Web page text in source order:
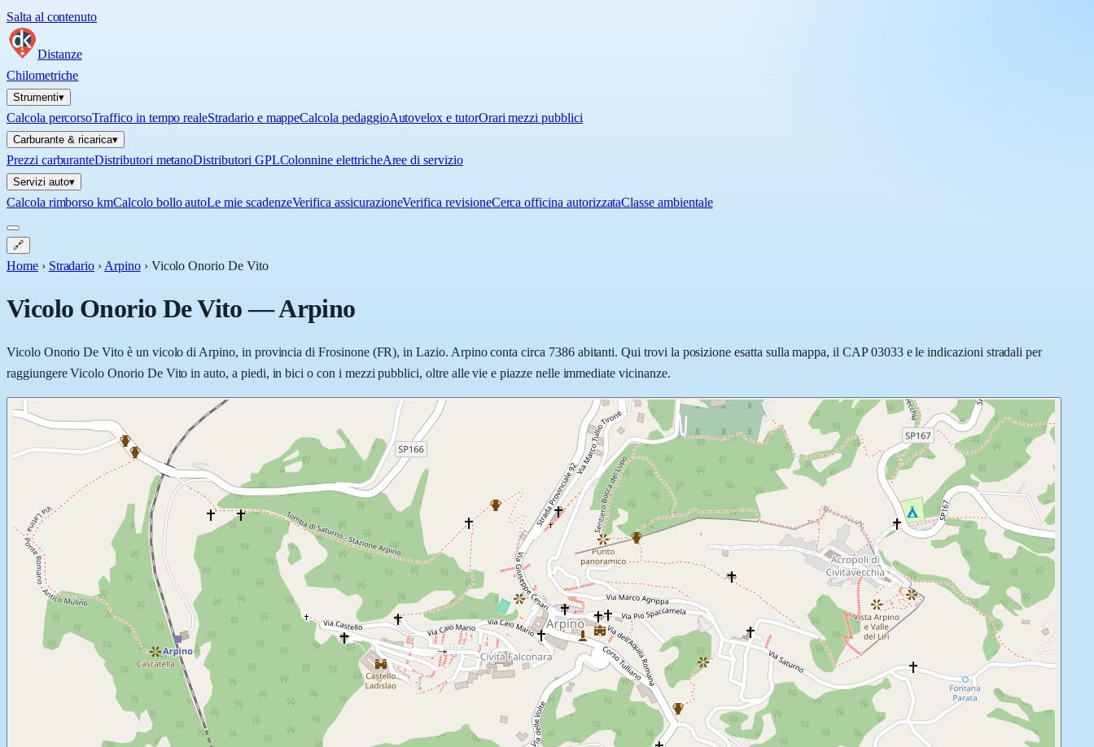
Salta al contenuto
Distanze
Chilometriche
Strumenti▾
Calcola percorsoTraffico in tempo realeStradario e mappeCalcola pedaggioAutovelox e tutorOrari mezzi pubblici
Carburante & ricarica▾
Prezzi carburanteDistributori metanoDistributori GPLColonnine elettricheAree di servizio
Servizi auto▾
Calcola rimborso kmCalcolo bollo autoLe mie scadenzeVerifica assicurazioneVerifica revisioneCerca officina autorizzataClasse ambientale
🔗
Home › Stradario › Arpino › Vicolo Onorio De Vito
Vicolo Onorio De Vito—Arpino
Vicolo Onorio De Vito è un vicolo di Arpino, in provincia di Frosinone (FR), in Lazio. Arpino conta circa 7386 abitanti. Qui trovi la posizione esatta sulla mappa, il CAP 03033 e le indicazioni stradali per
raggiungere Vicolo Onorio De Vito in auto, a piedi, in bici o con i mezzi pubblici, oltre alle vie e piazze nelle immediate vicinanze.